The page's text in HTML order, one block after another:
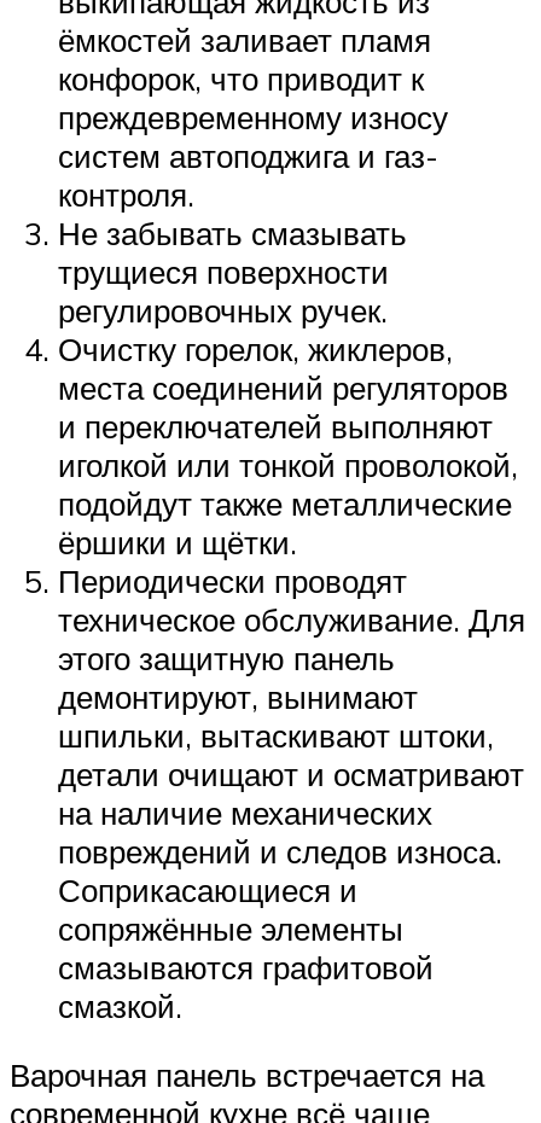
ёмкостей заливает пламя
конфорок, что приводит к
преждевременному износу
систем автоподжига и газ-
контроля.
Не забывать смазывать
трущиеся поверхности
регулировочных ручек.
Очистку горелок, жиклеров,
места соединений регуляторов
и переключателей выполняют
иголкой или тонкой проволокой,
подойдут также металлические
ёршики и щётки.
Периодически проводят
техническое обслуживание. Для
этого защитную панель
демонтируют, вынимают
шпильки, вытаскивают штоки,
детали очищают и осматривают
на наличие механических
повреждений и следов износа.
Соприкасающиеся и
сопряжённые элементы
смазываются графитовой
смазкой.
Варочная панель встречается на
современной кухне всё чаще